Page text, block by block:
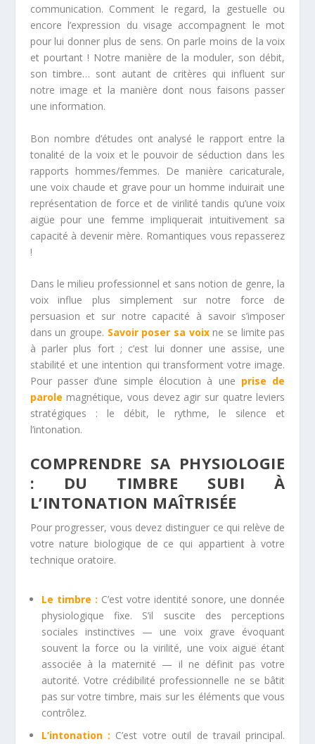
communication. Comment le regard, la gestuelle ou
encore l’expression du visage accompagnent le mot
pour lui donner plus de sens. On parle moins de la voix
et pourtant ! Notre manière de la moduler, son débit,
son timbre… sont autant de critères qui influent sur
notre image et la manière dont nous faisons passer
une information.
Bon nombre d’études ont analysé le rapport entre la
tonalité de la voix et le pouvoir de séduction dans les
rapports hommes/femmes. De manière caricaturale,
une voix chaude et grave pour un homme induirait une
représentation de force et de virilité tandis qu’une voix
aigüe pour une femme impliquerait intuitivement sa
capacité à devenir mère. Romantiques vous repasserez
!
Dans le milieu professionnel et sans notion de genre, la
voix influe plus simplement sur notre force de
persuasion et sur notre capacité à savoir s’imposer
dans un groupe. Savoir poser sa voixne se limite pas
à parler plus fort ; c’est lui donner une assise, une
stabilité et une intention qui transforment votre image.
Pour passer d’une simple élocution à une prise de
parole magnétique, vous devez agir sur quatre leviers
stratégiques : le débit, le rythme, le silence et
l’intonation.
COMPRENDRE SA PHYSIOLOGIE
: DU TIMBRE SUBI À
L’INTONATION MAÎTRISÉE
Pour progresser, vous devez distinguer ce qui relève de
votre nature biologique de ce qui appartient à votre
technique oratoire.
Le timbre : C’est votre identité sonore, une donnée
physiologique fixe. S’il suscite des perceptions
sociales instinctives — une voix grave évoquant
souvent la force ou la virilité, une voix aiguë étant
associée à la maternité — il ne définit pas votre
autorité. Votre crédibilité professionnelle ne se bâtit
pas sur votre timbre, mais sur les éléments que vous
contrôlez.
L’intonation : C’est votre outil de travail principal.